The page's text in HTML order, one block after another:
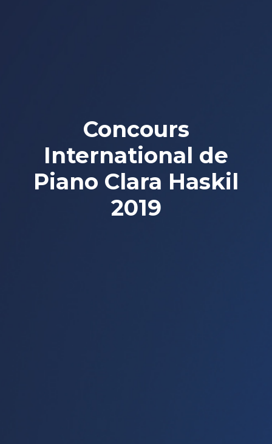
Concours
International de
Piano Clara Haskil
2019